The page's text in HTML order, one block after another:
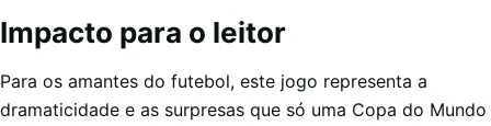
Impacto para o leitor
Para os amantes do futebol, este jogo representa a
dramaticidade e as surpresas que só uma Copa do Mundo